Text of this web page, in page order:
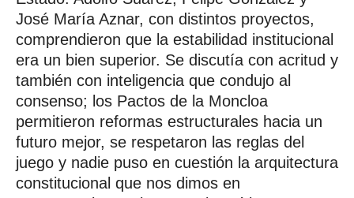
José María Aznar, con distintos proyectos,
comprendieron que la estabilidad institucional
era un bien superior. Se discutía con acritud y
también con inteligencia que condujo al
consenso; los Pactos de la Moncloa
permitieron reformas estructurales hacia un
futuro mejor, se respetaron las reglas del
juego y nadie puso en cuestión la arquitectura
constitucional que nos dimos en